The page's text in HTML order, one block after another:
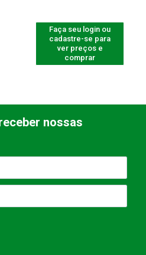
Faça seu login ou
cadastre-se para
ver preços e
comprar
nossas